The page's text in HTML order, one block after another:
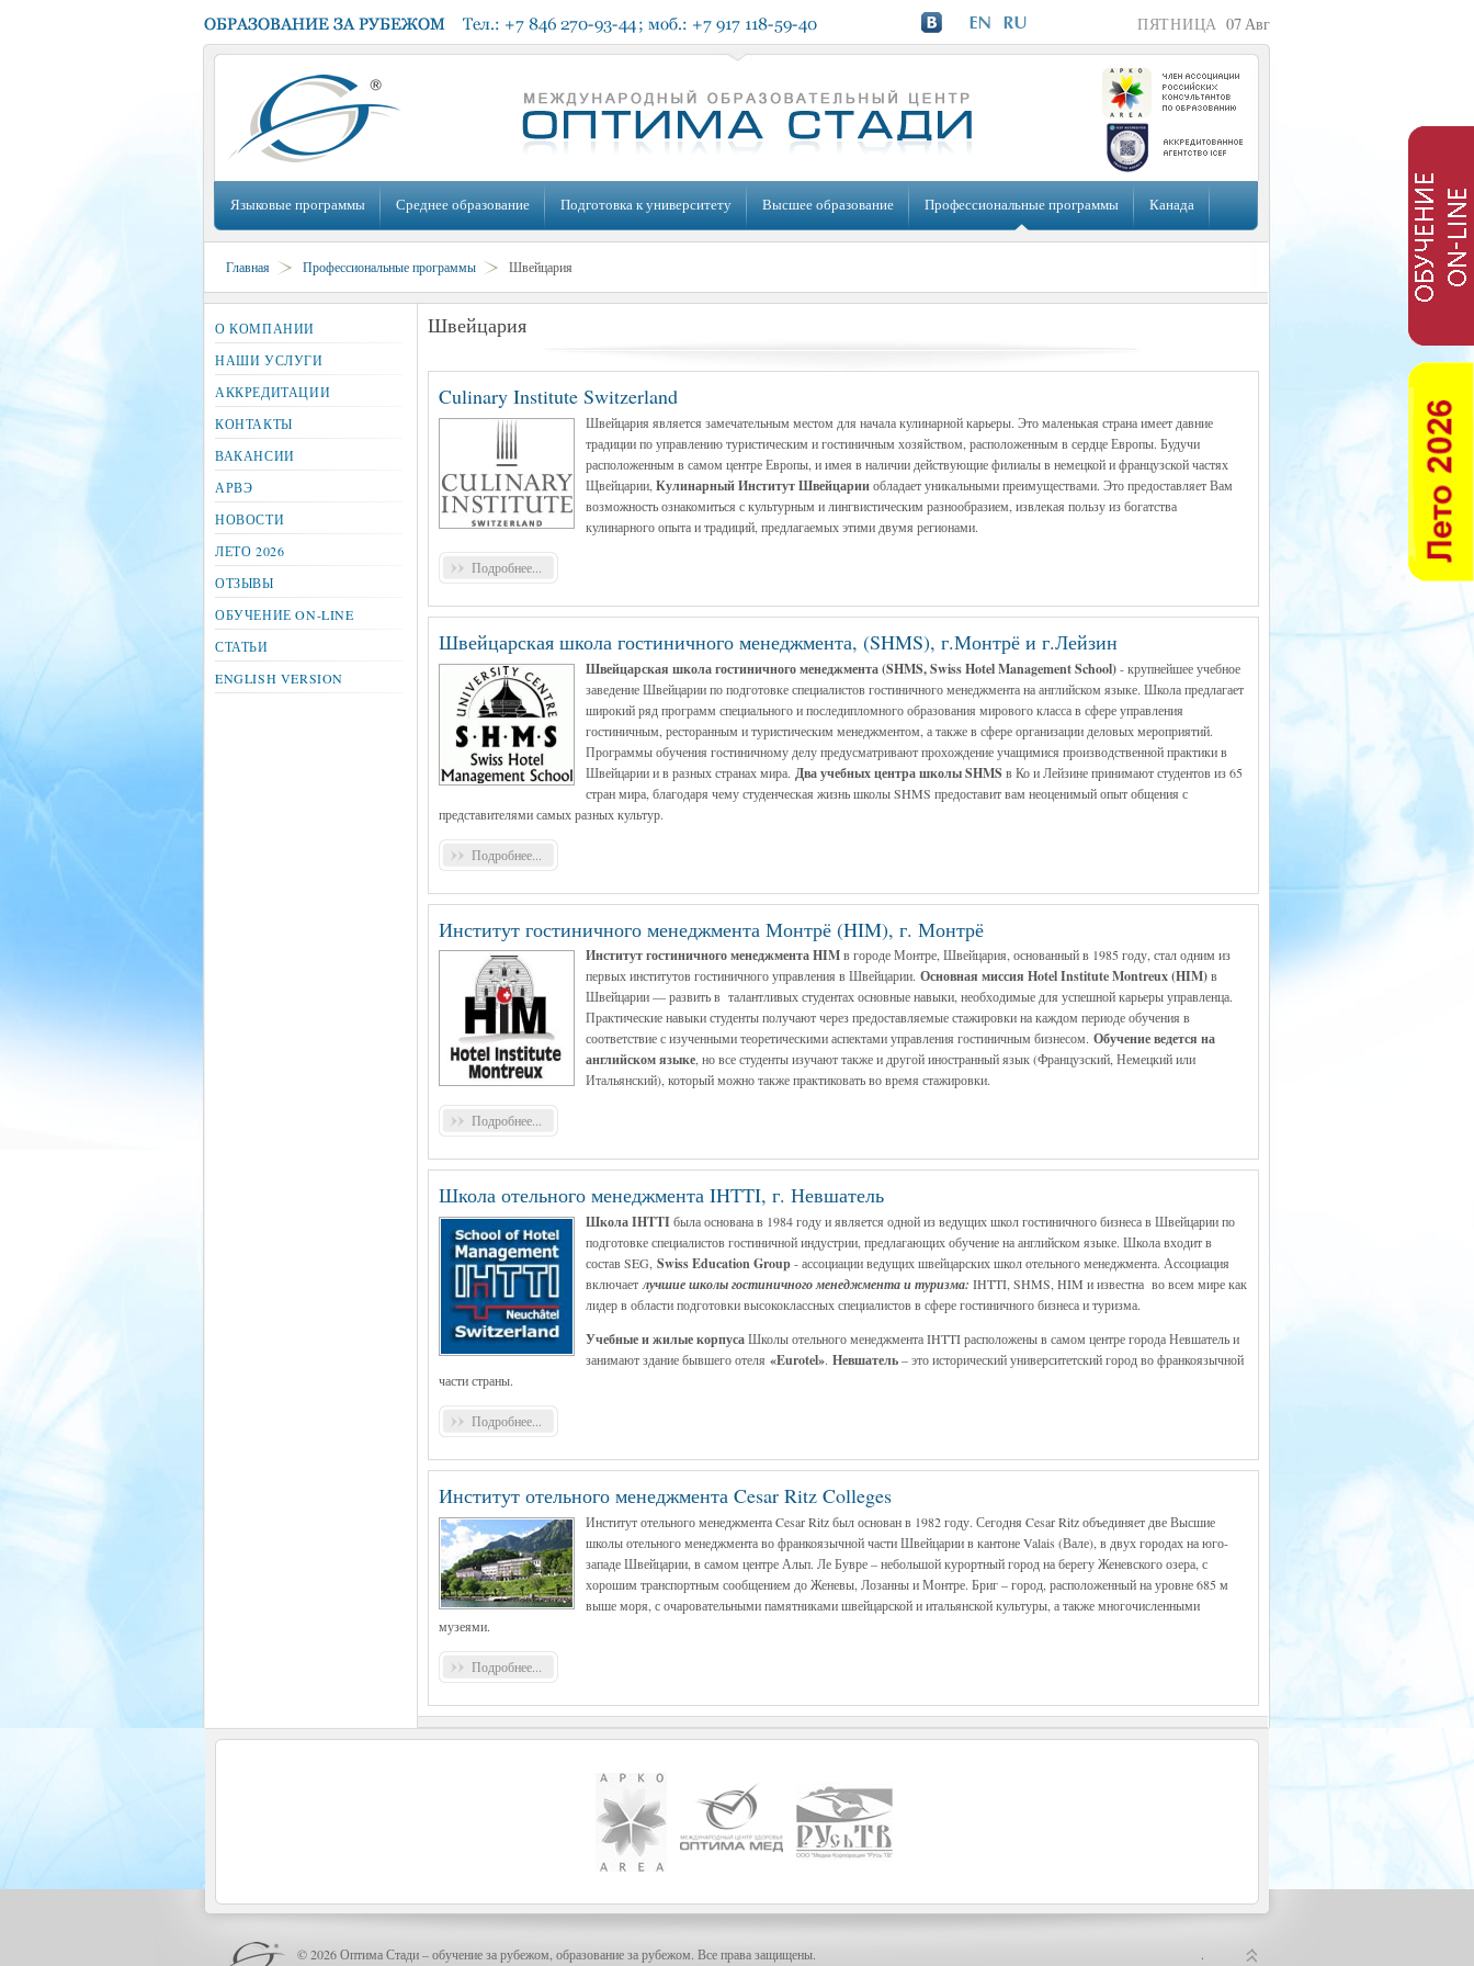
ПЯТНИЦА 07Авг
Языковые программы Среднее образование Подготовка к университету Высшее образование Профессиональные программы Канада
Главная Профессиональные программы Швейцария
Швейцария
Culinary Institute Switzerland
Швейцария является замечательным местом для начала кулинарной карьеры. Это маленькая страна имеет давние
традиции по управлению туристическим и гостиничным хозяйством, расположенным в сердце Европы. Будучи
расположенным в самом центре Европы, и имея в наличии действующие филиалы в немецкой и французской частях
Щвейцарии, Кулинарный Институт Швейцарииобладает уникальными преимуществами. Это предоставляет Вам
возможность ознакомиться с культурным и лингвистическим разнообразием, извлекая пользу из богатства
кулинарного опыта и традиций, предлагаемых этими двумя регионами.
Подробнее...
Швейцарская школа гостиничного менеджмента, (SHMS), г.Монтрё и г.Лейзин
Швейцарская школа гостиничного менеджмента (SHMS, Swiss Hotel Management School)- крупнейшее учебное
заведение Швейцарии по подготовке специалистов гостиничного менеджмента на английском языке. Школа предлагает
широкий ряд программ специального и последипломного образования мирового класса в сфере управления
гостиничным, ресторанным и туристическим менеджментом, а также в сфере организации деловых мероприятий.
Программы обучения гостиничному делу предусматривают прохождение учащимися производственной практики в
Швейцарии и в разных странах мира. Два учебных центра школы SHMS в Ко и Лейзине принимают студентов из 65
стран мира, благодаря чему студенческая жизнь школы SHMS предоставит вам неоценимый опыт общения с
представителями самых разных культур.
Подробнее...
Институт гостиничного менеджмента Монтрё (HIM), г. Монтрё
Институт гостиничного менеджмента HIMв городе Монтре, Швейцария, основанный в 1985 году, стал одним из
первых институтов гостиничного управления в Швейцарии. Основная миссия Нotel Institute Montreux (HIM)в
Швейцарии — развить в талантливых студентах основные навыки, необходимые для успешной карьеры управленца.
Практические навыки студенты получают через предоставляемые стажировки на каждом периоде обучения в
соответствие с изученными теоретическими аспектами управления гостиничным бизнесом. Обучение ведется на
английском языке, но все студенты изучают также и другой иностранный язык (Французский, Немецкий или
Итальянский), который можно также практиковать во время стажировки.
Подробнее...
Школа отельного менеджмента IHTTI, г. Невшатель
Школа IHTTIбыла основана в 1984 году и является одной из ведущих школ гостиничного бизнеса в Швейцарии по
подготовке специалистов гостиничной индустрии, предлагающих обучение на английском языке. Школа входит в
состав SEG, Swiss Education Group- ассоциации ведущих швейцарских школ отельного менеджмента. Ассоциация
включает лучшие школы гостиничного менеджмента и туризма: IHTTI, SHMS, HIM и известна во всем мире как
лидер в области подготовки высококлассных специалистов в сфере гостиничного бизнеса и туризма.
Учебные и жилые корпусаШколы отельного менеджмента IHTTI расположены в самом центре города Невшатель и
занимают здание бывшего отеля «Eurotel». Невшатель– это исторический университетский город во франкоязычной
части страны.
Подробнее...
Институт отельного менеджмента Cesar Ritz Colleges
Институт отельного менеджмента Cesar Ritz был основан в 1982 году. Сегодня Cesar Ritz объединяет две Высшие
школы отельного менеджмента во франкоязычной части Швейцарии в кантоне Valais (Вале), в двух городах на юго-
западе Швейцарии, в самом центре Альп. Ле Бувре – небольшой курортный город на берегу Женевского озера, с
хорошим транспортным сообщением до Женевы, Лозанны и Монтре. Бриг – город, расположенный на уровне 685 м
выше моря, с очаровательными памятниками швейцарской и итальянской культуры, а также многочисленными
музеями.
Подробнее...
О КОМПАНИИ
НАШИ УСЛУГИ
АККРЕДИТАЦИИ
КОНТАКТЫ
ВАКАНСИИ
АРВЭ
НОВОСТИ
ЛЕТО 2026
ОТЗЫВЫ
ОБУЧЕНИЕ ON-LINE
СТАТЬИ
ENGLISH VERSION
© 2026 Оптима Стади – обучение за рубежом, образование за рубежом. Все права защищены. .